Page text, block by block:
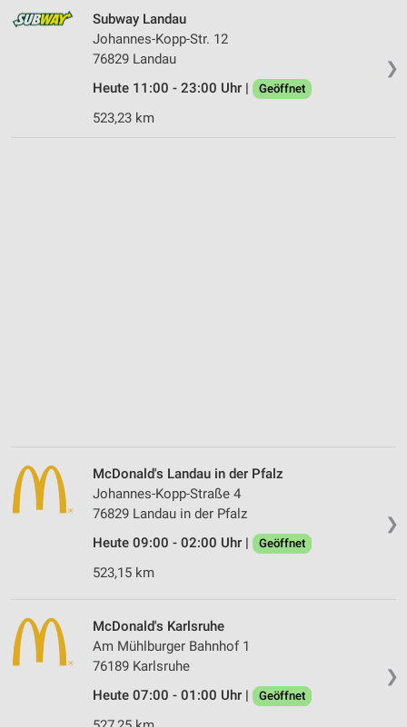
❯
Subway Landau
Johannes-Kopp-Str. 12
76829 Landau
Heute 11:00 - 23:00 Uhr |
Geöffnet
523,23 km
❯
McDonald's Landau in der Pfalz
Johannes-Kopp-Straße 4
76829 Landau in der Pfalz
Heute 09:00 - 02:00 Uhr |
Geöffnet
523,15 km
❯
McDonald's Karlsruhe
Am Mühlburger Bahnhof 1
76189 Karlsruhe
Heute 07:00 - 01:00 Uhr |
Geöffnet